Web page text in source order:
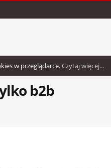
w przeglądarce.Czytaj więcej...
b2b